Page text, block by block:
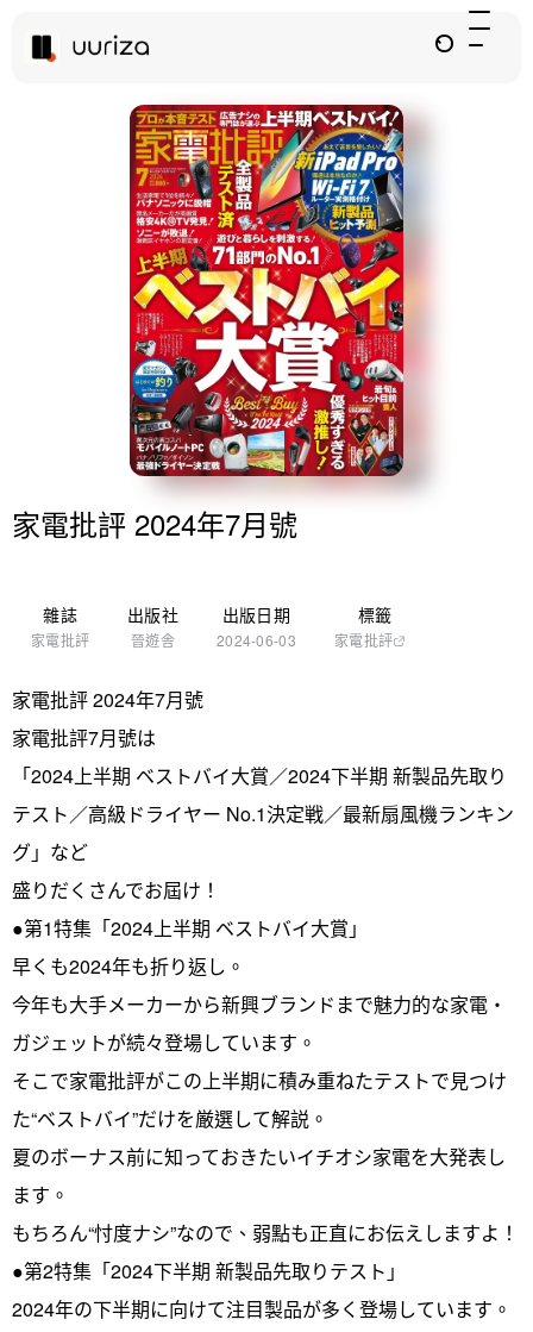
家電批評 2024年7月號
雜誌
家電批評
出版社
晉遊舎
出版日期
2024-06-03
標籤
家電批評
家電批評 2024年7月號
家電批評7月號は
「2024上半期 ベストバイ大賞／2024下半期 新製品先取り
テスト／高級ドライヤー No.1決定戦／最新扇風機ランキン
グ」など
盛りだくさんでお屆け！
●第1特集「2024上半期 ベストバイ大賞」
早くも2024年も折り返し。
今年も大手メーカーから新興ブランドまで魅力的な家電・
ガジェットが続々登場しています。
そこで家電批評がこの上半期に積み重ねたテストで見つけ
た“ベストバイ”だけを厳選して解説。
夏のボーナス前に知っておきたいイチオシ家電を大発表し
ます。
もちろん“忖度ナシ”なので、弱點も正直にお伝えしますよ！
●第2特集「2024下半期 新製品先取りテスト」
2024年の下半期に向けて注目製品が多く登場しています。